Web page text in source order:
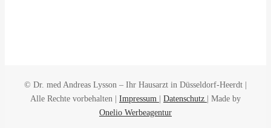
© Dr. med Andreas Lysson – Ihr Hausarzt in Düsseldorf-Heerdt |
Alle Rechte vorbehalten | Impressum | Datenschutz | Made by
Onelio Werbeagentur